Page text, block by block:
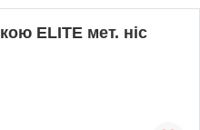
ELITE мет. ніс